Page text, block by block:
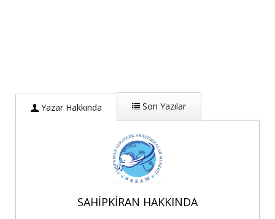
Yazar Hakkında Son Yazılar
SAHIPKIRAN HAKKINDA